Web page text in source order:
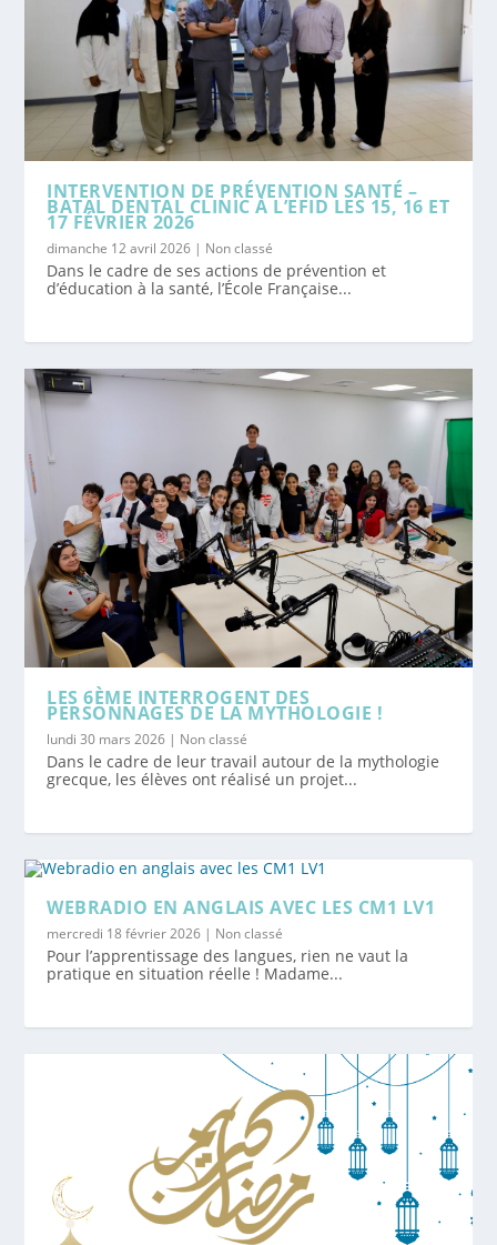
INTERVENTION DE PRÉVENTION SANTÉ –
BATAL DENTAL CLINIC À L’EFID LES 15, 16 ET
17 FÉVRIER 2026
dimanche 12 avril 2026 | Non classé
Dans le cadre de ses actions de prévention et
d’éducation à la santé, l’École Française...
LES 6ÈME INTERROGENT DES
PERSONNAGES DE LA MYTHOLOGIE !
lundi 30 mars 2026 | Non classé
Dans le cadre de leur travail autour de la mythologie
grecque, les élèves ont réalisé un projet...
WEBRADIO EN ANGLAIS AVEC LES CM1 LV1
mercredi 18 février 2026 | Non classé
Pour l’apprentissage des langues, rien ne vaut la
pratique en situation réelle ! Madame...